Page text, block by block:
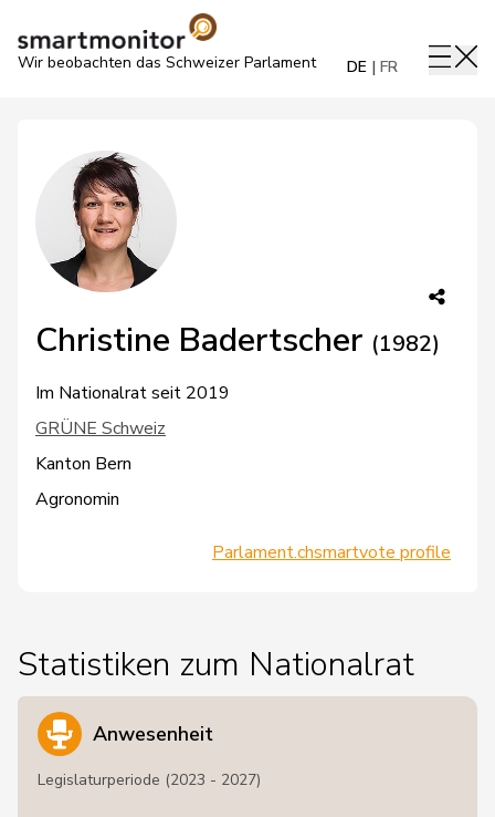
Wir beobachten das Schweizer Parlament DE FR
Christine Badertscher (1982)
Im Nationalrat seit 2019
GRÜNE Schweiz
Kanton Bern
Agronomin
Parlament.chsmartvote profile
Statistiken zum Nationalrat
Anwesenheit
Legislaturperiode (2023 - 2027)